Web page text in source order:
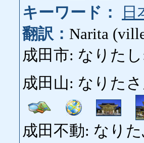
キーワード：
日
翻訳： Narita
成田市: なりた
成田山: なりたさ
成田不動: なり